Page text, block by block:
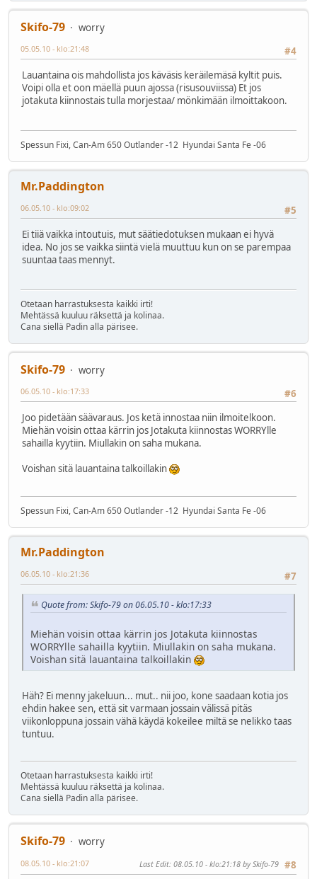
Skifo-79
worry
#4
05.05.10 - klo:21:48
Lauantaina ois mahdollista jos käväsis keräilemäsä kyltit puis.
Voipi olla et oon mäellä puun ajossa (risusouviissa) Et jos
jotakuta kiinnostais tulla morjestaa/ mönkimään ilmoittakoon.
Spessun Fixi, Can-Am 650 Outlander -12 Hyundai Santa Fe -06
Mr.Paddington
#5
06.05.10 - klo:09:02
Ei tiiä vaikka intoutuis, mut säätiedotuksen mukaan ei hyvä
idea. No jos se vaikka siintä vielä muuttuu kun on se parempaa
suuntaa taas mennyt.
Otetaan harrastuksesta kaikki irti!
Mehtässä kuuluu räksettä ja kolinaa.
Cana siellä Padin alla pärisee.
Skifo-79
worry
#6
06.05.10 - klo:17:33
Joo pidetään säävaraus. Jos ketä innostaa niin ilmoitelkoon.
Miehän voisin ottaa kärrin jos Jotakuta kiinnostas WORRYlle
sahailla kyytiin. Miullakin on saha mukana.
Voishan sitä lauantaina talkoillakin
Spessun Fixi, Can-Am 650 Outlander -12 Hyundai Santa Fe -06
Mr.Paddington
#7
06.05.10 - klo:21:36
Quote from: Skifo-79 on 06.05.10 - klo:17:33
Miehän voisin ottaa kärrin jos Jotakuta kiinnostas
WORRYlle sahailla kyytiin. Miullakin on saha mukana.
Voishan sitä lauantaina talkoillakin
Häh? Ei menny jakeluun... mut.. nii joo, kone saadaan kotia jos
ehdin hakee sen, että sit varmaan jossain välissä pitäs
viikonloppuna jossain vähä käydä kokeilee miltä se nelikko taas
tuntuu.
Otetaan harrastuksesta kaikki irti!
Mehtässä kuuluu räksettä ja kolinaa.
Cana siellä Padin alla pärisee.
Skifo-79
worry
#8
08.05.10 - klo:21:07 Last Edit: 08.05.10 - klo:21:18 by Skifo-79